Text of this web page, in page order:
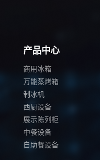
产品中心
商用冰箱
万能蒸烤箱
制冰机
西厨设备
展示陈列柜
中餐设备
自助餐设备